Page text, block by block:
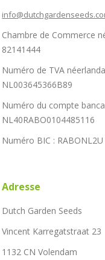
Chambre de Commerce
82141444
Numéro de TVA
NL003645366B89
Numéro du compte
NL40RABO0104485116
Numéro BIC : RABONL2U
Adresse
Dutch Garden Seeds
Vincent Karregatstraat 23
1132 CN Volendam